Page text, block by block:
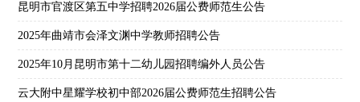
昆明市官渡区第五中学招聘2026届公费师范生公告
2025年曲靖市会泽文渊中学教师招聘公告
2025年10月昆明市第十二幼儿园招聘编外人员公告
云大附中星耀学校初中部2026届公费师范生招聘公告